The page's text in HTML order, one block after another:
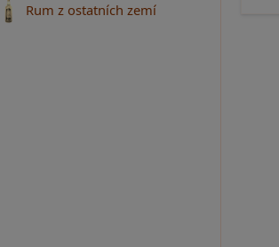
Rum z ostatních zemí